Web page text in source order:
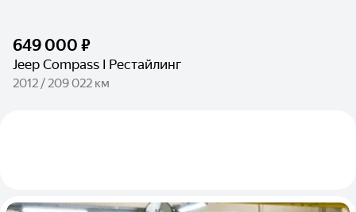
649 000 ₽
Jeep Compass I Рестайлинг
2012 / 209 022 км